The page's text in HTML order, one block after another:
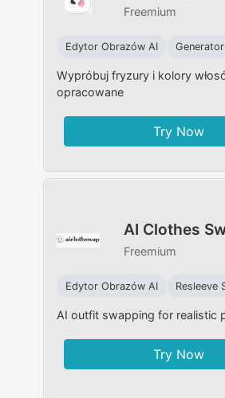
Freemium
Edytor Obrazów AI​
Wypróbuj fryzury i kolory
opracowane
Try Now
AI Clothes
Freemium
Edytor Obrazów AI​ Resleeve
AI outfit swapping for realistic
Try Now